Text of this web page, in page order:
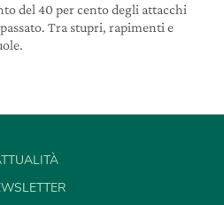
del 40 per cento degli attacchi
Tra stupri, rapimenti e